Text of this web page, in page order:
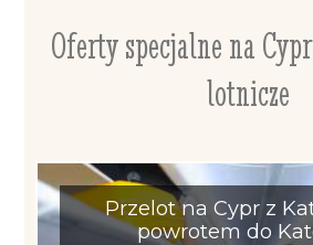
Oferty specjalne na
lotnicze
Przelot na Cypr z
powrotem do